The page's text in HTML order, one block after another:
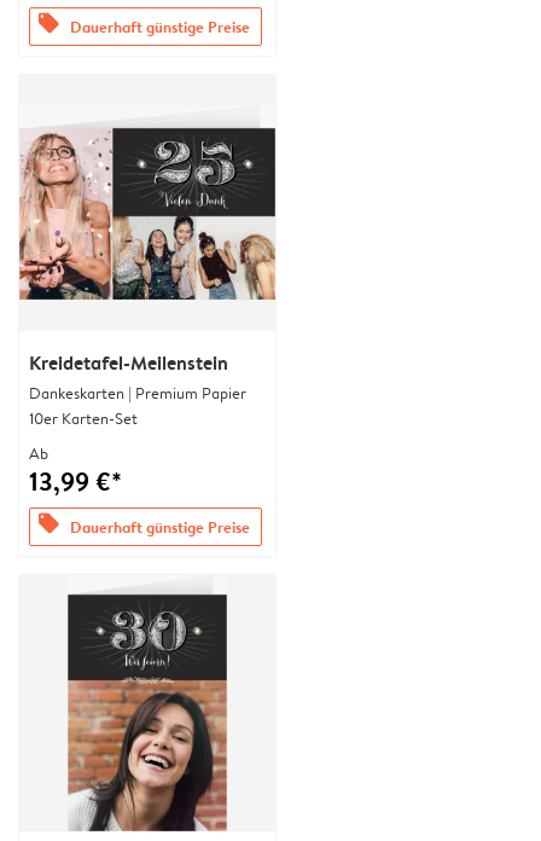
offers Dauerhaft günstige Preise
Kreidetafel-Meilenstein
Dankeskarten | Premium Papier
10er Karten-Set
Ab
13,99 €*
offers Dauerhaft günstige Preise